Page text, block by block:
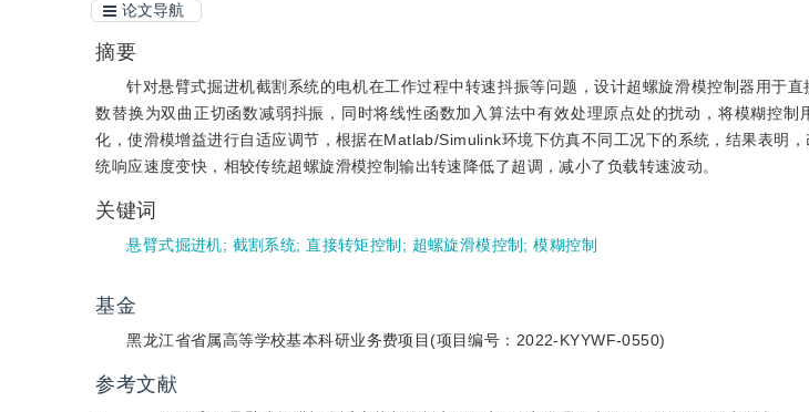
论文导航
摘要
针对悬臂式掘进机截割系统的电机在工作过程中转速抖振等问题，设计超螺旋滑模控制器用于
数替换为双曲正切函数减弱抖振，同时将线性函数加入算法中有效处理原点处的扰动，将模糊控
化，使滑模增益进行自适应调节，根据在Matlab/Simulink环境下仿真不同工况下的系统，结果表明
统响应速度变快，相较传统超螺旋滑模控制输出转速降低了超调，减小了负载转速波动。
关键词
悬臂式掘进机; 截割系统;直接转矩控制 ; 超螺旋滑模控制 ;模糊控制
基金
黑龙江省省属高等学校基本科研业务费项目(项目编号：2022-KYYWF-0550)
参考文献